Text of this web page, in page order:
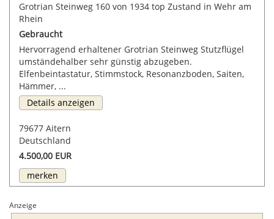
Grotrian Steinweg 160 von 1934 top Zustand in Wehr am
Rhein
Gebraucht
Hervorragend erhaltener Grotrian Steinweg Stutzflügel
umständehalber sehr günstig abzugeben.
Elfenbeintastatur, Stimmstock, Resonanzboden, Saiten,
Hämmer, ...
Details anzeigen
79677 Aitern
Deutschland
4.500,00 EUR
merken
Anzeige